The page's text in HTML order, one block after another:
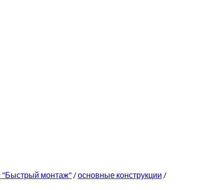
"Быстрый монтаж" /основные конструкции /